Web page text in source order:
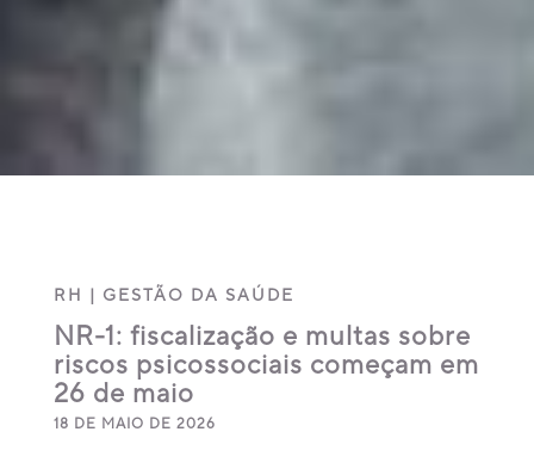
RH GESTÃO DA SAÚDE
NR-1: fiscalização e multas sobre
riscos psicossociais começam em
26 de maio
18 DE MAIO DE 2026